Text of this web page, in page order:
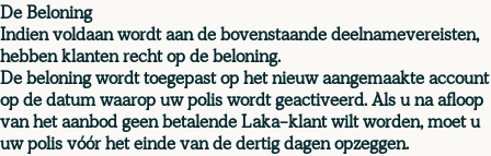
De Beloning
Indien voldaan wordt aan de bovenstaande deelnamevereisten,
hebben klanten recht op de beloning.
De beloning wordt toegepast op het nieuw aangemaakte account
op de datum waarop uw polis wordt geactiveerd. Als u na afloop
van het aanbod geen betalende Laka-klant wilt worden, moet u
uw polis vóór het einde van de dertig dagen opzeggen.